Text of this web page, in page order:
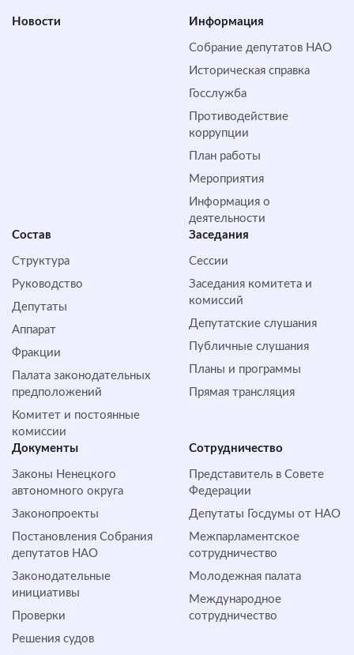
Новости Информация
Собрание депутатов НАО
Историческая справка
Госслужба
Противодействие
коррупции
План работы
Мероприятия
Информация о
деятельности
Состав
Структура
Руководство
Депутаты
Аппарат
Фракции
Палата законодательных
предположений
Комитет и постоянные
комиссии
Заседания
Сессии
Заседания комитета и
комиссий
Депутатские слушания
Публичные слушания
Планы и программы
Прямая трансляция
Документы
Законы Ненецкого
автономного округа
Законопроекты
Постановления Собрания
депутатов НАО
Законодательные
инициативы
Проверки
Решения судов
Сотрудничество
Представитель в Совете
Федерации
Депутаты Госдумы от НАО
Межпарламентское
сотрудничество
Молодежная палата
Международное
сотрудничество